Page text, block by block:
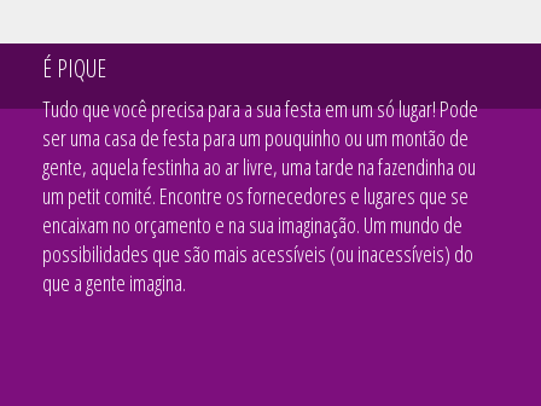
É PIQUE
Tudo que você precisa para a sua festa em um só lugar! Pode
ser uma casa de festa para um pouquinho ou um montão de
gente, aquela festinha ao ar livre, uma tarde na fazendinha ou
um petit comité. Encontre os fornecedores e lugares que se
encaixam no orçamento e na sua imaginação. Um mundo de
possibilidades que são mais acessíveis (ou inacessíveis) do
que a gente imagina.